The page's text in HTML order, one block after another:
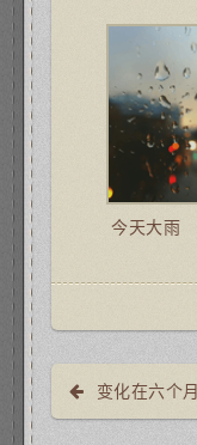
今天大雨
变化在六个月